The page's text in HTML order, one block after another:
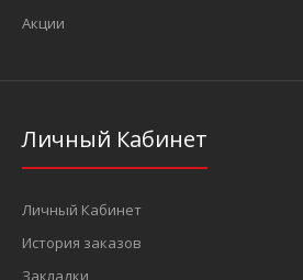
Акции
Личный Кабинет
Личный Кабинет
История заказов
Закладки